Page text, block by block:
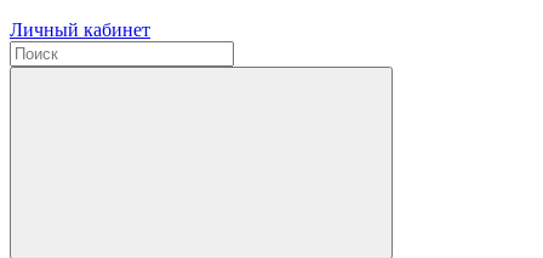
Личный кабинет